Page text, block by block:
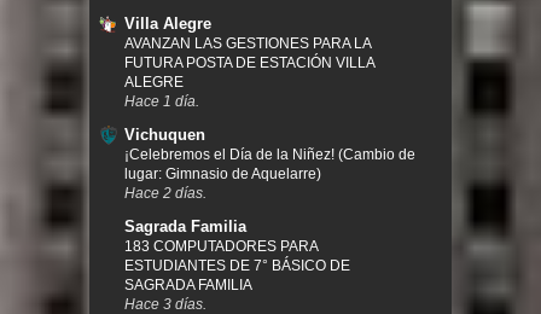
Villa Alegre
AVANZAN LAS GESTIONES PARA LA
FUTURA POSTA DE ESTACIÓN VILLA
ALEGRE
Hace 1 día.
Vichuquen
¡Celebremos el Día de la Niñez! (Cambio de
lugar: Gimnasio de Aquelarre)
Hace 2 días.
Sagrada Familia
183 COMPUTADORES PARA
ESTUDIANTES DE 7° BÁSICO DE
SAGRADA FAMILIA
Hace 3 días.